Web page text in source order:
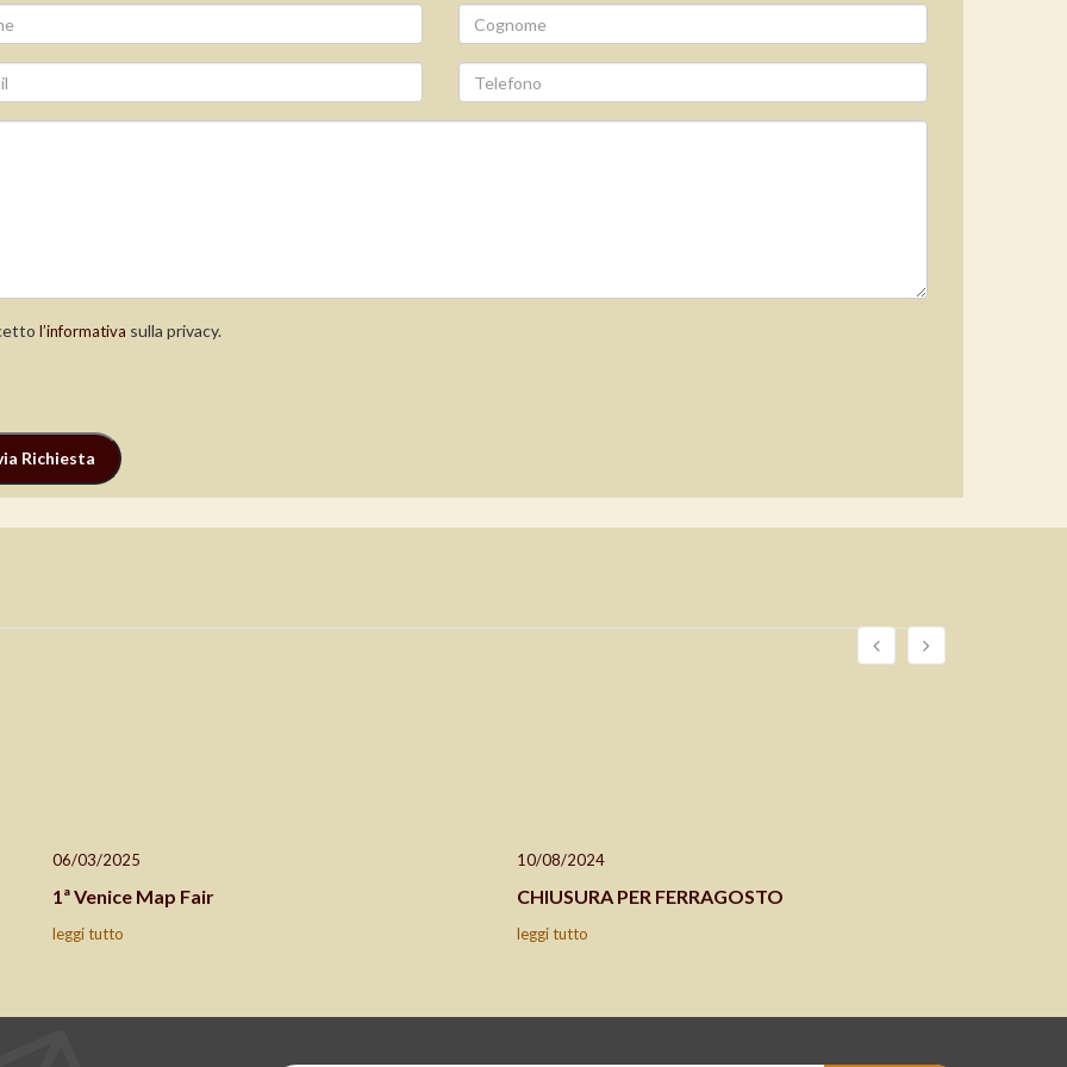
l’informativa sulla privacy.
06/03/2025
1ª Venice Map Fair
leggi tutto
10/08/2024
CHIUSURA PER FERRAGOSTO
leggi tutto